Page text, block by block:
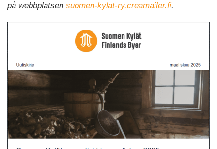
på webbplatsen suomen-kylat-ry.creamailer.fi.